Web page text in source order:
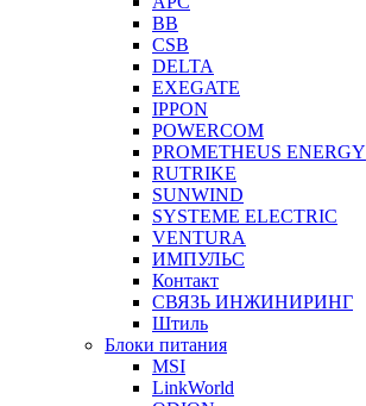
BB
CSB
DELTA
EXEGATE
IPPON
POWERCOM
PROMETHEUS ENERGY
RUTRIKE
SUNWIND
SYSTEME ELECTRIC
VENTURA
ИМПУЛЬС
Контакт
СВЯЗЬ ИНЖИНИРИНГ
Штиль
Блоки питания
MSI
LinkWorld